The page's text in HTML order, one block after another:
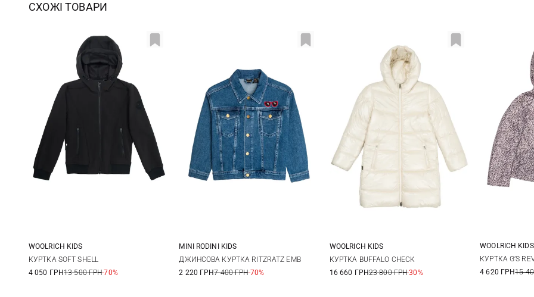
СХОЖІ ТОВАРИ
8
WOOLRICH KIDS
КУРТКА SOFT SHELL
4 050 ГРН13 500 ГРН-70%
104/110 116/122 128/134 140/146
MINI RODINI KIDS
ДЖИНСОВА КУРТКА RITZRATZ EMB
2 220 ГРН7 400 ГРН-70%
8 10 12
WOOLRICH KIDS
КУРТКА BUFFALO CHECK
16 660 ГРН23 800 ГРН-30%
6
WOOLRICH KIDS
КУРТКА G’S
4 620 ГРН15